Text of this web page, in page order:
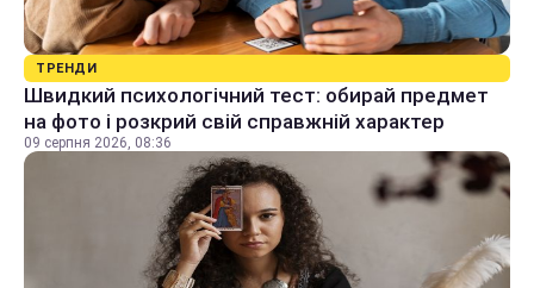
ТРЕНДИ
Швидкий психологічний тест: обирай предмет
на фото і розкрий свій справжній характер
09 серпня 2026, 08:36